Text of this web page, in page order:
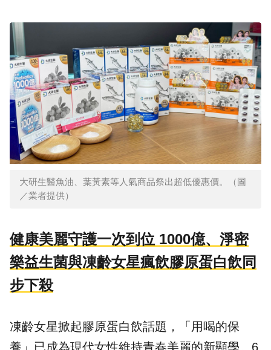
大研生醫魚油、葉黃素等人氣商品祭出超低優惠價。（圖
／業者提供）
健康美麗守護一次到位 1000億、淨密
樂益生菌與凍齡女星瘋飲膠原蛋白飲同
步下殺
凍齡女星掀起膠原蛋白飲話題，「用喝的保
養」已成為現代女性維持青春美麗的新顯學。6